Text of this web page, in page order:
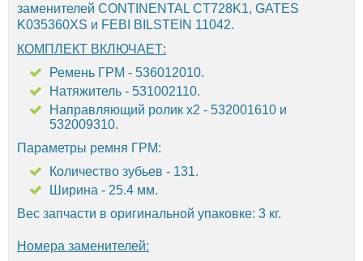
заменителей CONTINENTAL CT728K1, GATES
K035360XS и FEBI BILSTEIN 11042.
КОМПЛЕКТ ВКЛЮЧАЕТ:
Ремень ГРМ - 536012010.
Натяжитель - 531002110.
Направляющий ролик х2 - 532001610 и
532009310.
Параметры ремня ГРМ:
Количество зубьев - 131.
Ширина - 25.4 мм.
Вес запчасти в оригинальной упаковке: 3 кг.
Номера заменителей: